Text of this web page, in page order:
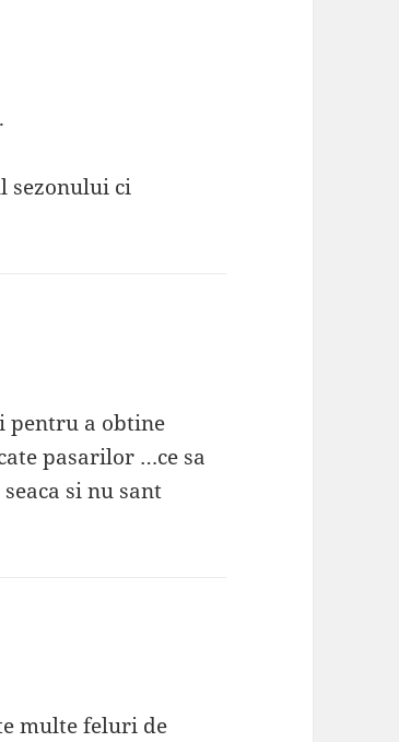
sezonului ci
pentru a obtine
pasarilor …ce sa
si nu sant
multe feluri de